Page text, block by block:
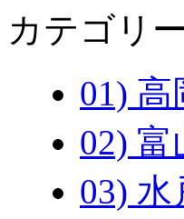
カテゴリー
01)
02) 富
03) 水